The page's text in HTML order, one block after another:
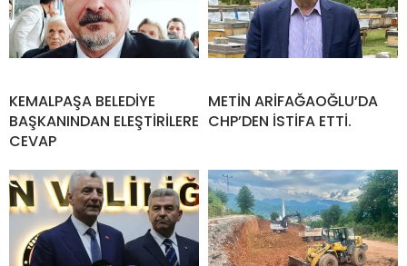
KEMALPAŞA BELEDİYE
BAŞKANINDAN ELEŞTİRİLERE
CEVAP
METİN ARİFAĞAOĞLU’DA
CHP’DEN İSTİFA ETTİ.